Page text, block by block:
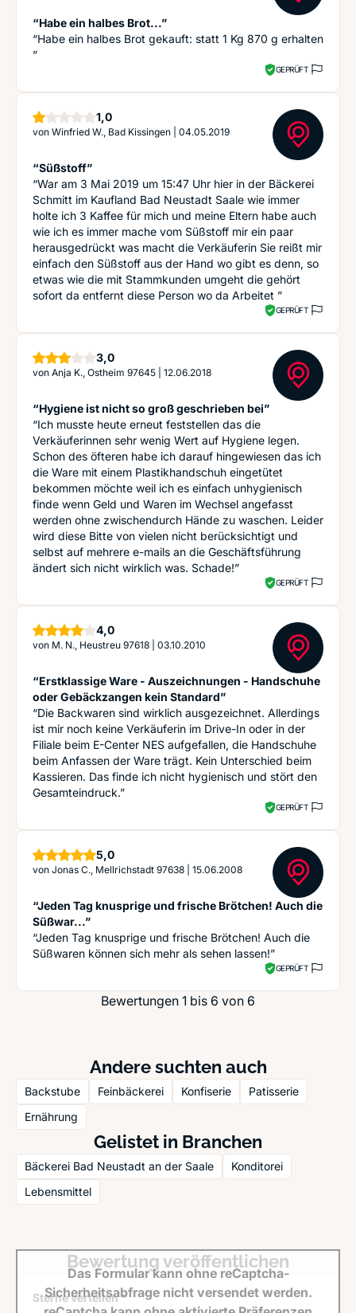
“Habe ein halbes Brot...”
“Habe ein halbes Brot gekauft: statt 1 Kg 870 g erhalten
”
GEPRÜFT
1,0Stern
von Winfried W., Bad Kissingen 04.05.2019
“Süßstoff”
“War am 3 Mai 2019 um 15:47 Uhr hier in der Bäckerei
Schmitt im Kaufland Bad Neustadt Saale wie immer
holte ich 3 Kaffee für mich und meine Eltern habe auch
wie ich es immer mache vom Süßstoff mir ein paar
herausgedrückt was macht die Verkäuferin Sie reißt mir
einfach den Süßstoff aus der Hand wo gibt es denn, so
etwas wie die mit Stammkunden umgeht die gehört
sofort da entfernt diese Person wo da Arbeitet ”
GEPRÜFT
3,0Sterne
von Anja K., Ostheim 97645 12.06.2018
“Hygiene ist nicht so groß geschrieben bei”
“Ich musste heute erneut feststellen das die
Verkäuferinnen sehr wenig Wert auf Hygiene legen.
Schon des öfteren habe ich darauf hingewiesen das ich
die Ware mit einem Plastikhandschuh eingetütet
bekommen möchte weil ich es einfach unhygienisch
finde wenn Geld und Waren im Wechsel angefasst
werden ohne zwischendurch Hände zu waschen. Leider
wird diese Bitte von vielen nicht berücksichtigt und
selbst auf mehrere e-mails an die Geschäftsführung
ändert sich nicht wirklich was. Schade!”
GEPRÜFT
4,0Sterne
von M. N., Heustreu 97618 03.10.2010
“Erstklassige Ware - Auszeichnungen - Handschuhe
oder Gebäckzangen kein Standard”
“Die Backwaren sind wirklich ausgezeichnet. Allerdings
ist mir noch keine Verkäuferin im Drive-In oder in der
Filiale beim E-Center NES aufgefallen, die Handschuhe
beim Anfassen der Ware trägt. Kein Unterschied beim
Kassieren. Das finde ich nicht hygienisch und stört den
Gesamteindruck.”
GEPRÜFT
5,0Sterne
von Jonas C., Mellrichstadt 97638 15.06.2008
“Jeden Tag knusprige und frische Brötchen! Auch die
Süßwar...”
“Jeden Tag knusprige und frische Brötchen! Auch die
Süßwaren können sich mehr als sehen lassen!”
GEPRÜFT
Bewertungen 1 bis 6 von 6
Andere suchten auch
Backstube Feinbäckerei Konfiserie
Patisserie
Ernährung
Gelistet in Branchen
Bäckerei Bad Neustadt an der Saale
Konditorei
Lebensmittel
Bewertung veröffentlichen
Sterne verteilen *
Das Formular kann ohne reCaptcha-
Sicherheitsabfrage nicht versendet werden.